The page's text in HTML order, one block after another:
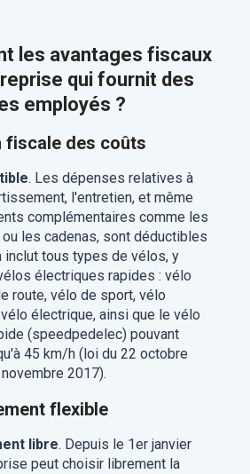
les avantages fiscaux
qui fournit des
employés ?
fiscale des coûts
. Les dépenses relatives à
l'entretien, et même
complémentaires comme les
les cadenas, sont déductibles
inclut tous types de vélos, y
électriques rapides : vélo
route, vélo de sport, vélo
vélo électrique, ainsi que le vélo
(speedpedelec) pouvant
45 km/h (loi du 22 octobre
2017).
flexible
libre. Depuis le 1er janvier
peut choisir librement la